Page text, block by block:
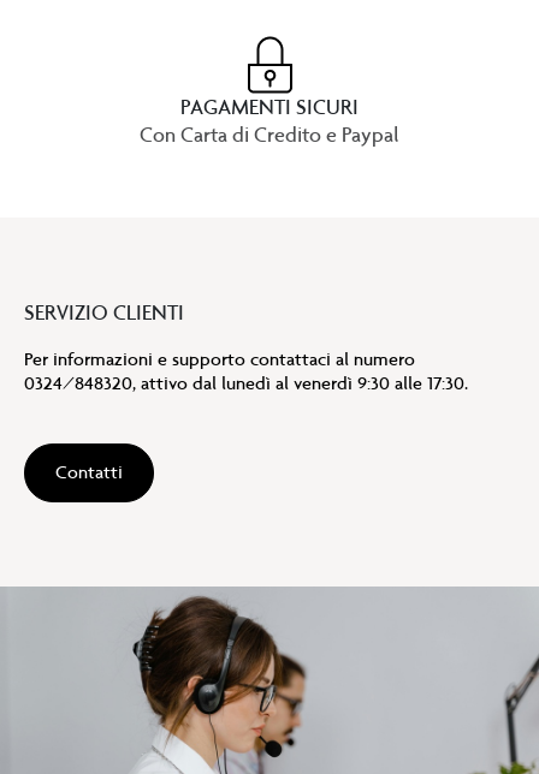
PAGAMENTI SICURI
Con Carta di Credito e Paypal
SERVIZIO CLIENTI
Per informazioni e supporto contattaci al numero
0324/848320, attivo dal lunedì al venerdì 9:30 alle 17:30.
Contatti